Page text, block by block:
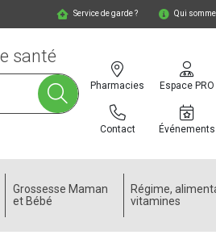
Service de garde ? Qui
Pharmacies
Contact
Espace PRO
Événements
santé
Grossesse Maman
et Bébé
Régime,
vitamines